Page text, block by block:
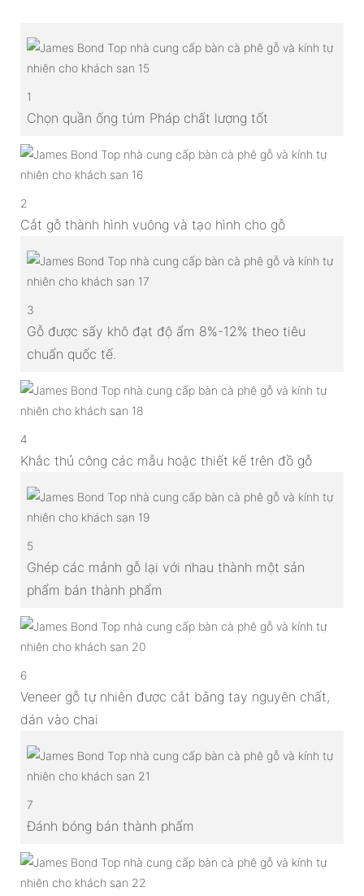
1
Chọn quần ống túm Pháp chất lượng tốt
2
Cắt gỗ thành hình vuông và tạo hình cho gỗ
3
Gỗ được sấy khô đạt độ ẩm 8%-12% theo tiêu
chuẩn quốc tế.
4
Khắc thủ công các mẫu hoặc thiết kế trên đồ gỗ
5
Ghép các mảnh gỗ lại với nhau thành một sản
phẩm bán thành phẩm
6
Veneer gỗ tự nhiên được cắt bằng tay nguyên chất,
dán vào chai
7
Đánh bóng bán thành phẩm